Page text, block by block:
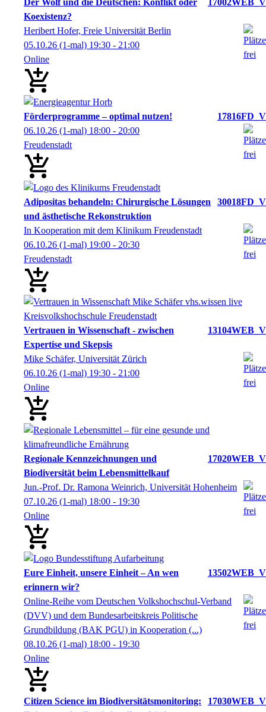
Koexistenz?
Heribert Hofer, Freie Universität Berlin
05.10.26 (1-mal) 19:30 - 21:00
Online
Förderprogramme – optimal nutzen!
17816FD_V
06.10.26 (1-mal) 18:00 - 20:00
Freudenstadt
Adipositas behandeln: Chirurgische Lösungen
und ästhetische Rekonstruktion
30018FD_V
In Kooperation mit dem Klinikum Freudenstadt
06.10.26 (1-mal) 19:00 - 20:30
Freudenstadt
Vertrauen in Wissenschaft - zwischen
Expertise und Skepsis
13104WEB_V
Mike Schäfer, Universität Zürich
06.10.26 (1-mal) 19:30 - 21:00
Online
Regionale Kennzeichnungen und
Biodiversität beim Lebensmittelkauf
17020WEB_V
Jun.-Prof. Dr. Ramona Weinrich, Universität Hohenheim
07.10.26 (1-mal) 18:00 - 19:30
Online
Eure Einheit, unsere Einheit – An wen
erinnern wir?
13502WEB_V
Online-Reihe vom Deutschen Volkshochschul-Verband
(DVV) und dem Bundesarbeitskreis Politische
Grundbildung (BAK PGU) in Kooperation (...)
08.10.26 (1-mal) 18:00 - 19:30
Online
Citizen Science im Biodiversitätsmonitoring:
17030WEB_V